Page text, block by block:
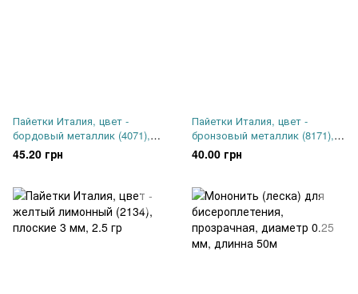
Пайетки Италия, цвет -
бордовый металлик (4071),
плоские 3 мм, 2.5 гр
45.20 грн
Пайетки Италия, цвет -
бронзовый металлик (8171),
плоские 4 мм, 2.5 гр
40.00 грн